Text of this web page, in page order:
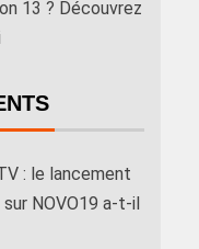
13 ? Découvrez
: le lancement
NOVO19 a-t-il